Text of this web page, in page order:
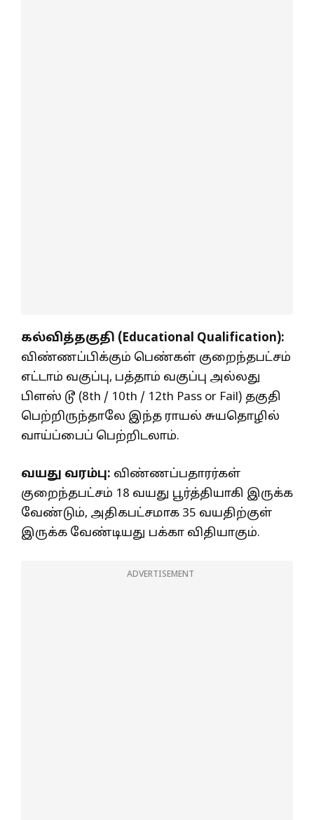
கல்வித்தகுதி (Educational Qualification):
விண்ணப்பிக்கும் பெண்கள் குறைந்தபட்சம்
எட்டாம் வகுப்பு, பத்தாம் வகுப்பு அல்லது
பிளஸ் டூ (8th / 10th / 12th Pass or Fail) தகுதி
பெற்றிருந்தாலே இந்த ராயல் சுயதொழில்
வாய்ப்பைப் பெற்றிடலாம்.
வயது வரம்பு: விண்ணப்பதாரர்கள்
குறைந்தபட்சம் 18 வயது பூர்த்தியாகி இருக்க
வேண்டும், அதிகபட்சமாக 35 வயதிற்குள்
இருக்க வேண்டியது பக்கா விதியாகும்.
ADVERTISEMENT